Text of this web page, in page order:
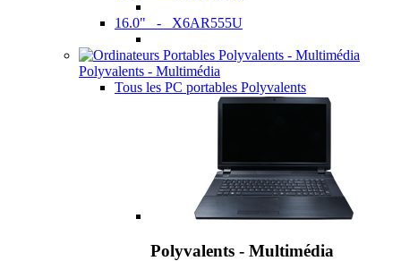
16.0" - X6AR555U
Polyvalents - Multimédia
Tous les PC portables Polyvalents
Polyvalents - Multimédia